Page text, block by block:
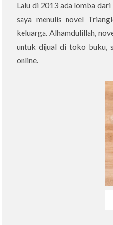
Lalu di 2013 ada lomba
saya menulis novel
keluarga. Alhamdulillah,
untuk dijual di toko buku,
online.